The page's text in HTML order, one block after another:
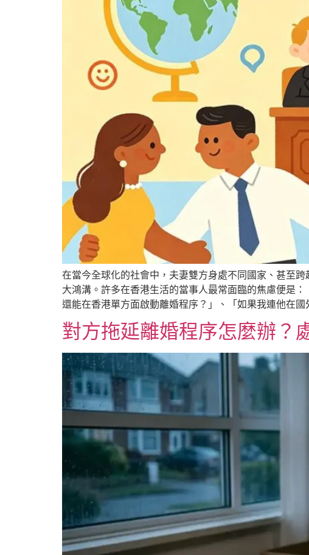
在當今全球化的社會中，夫妻雙方身處不同國家、甚至
大鴻溝。許多在香港生活的當事人最常面臨的焦慮便是
還能在香港單方面啟動離婚程序？」、「如果我連他在
對方拖延離婚程序怎麼辦？